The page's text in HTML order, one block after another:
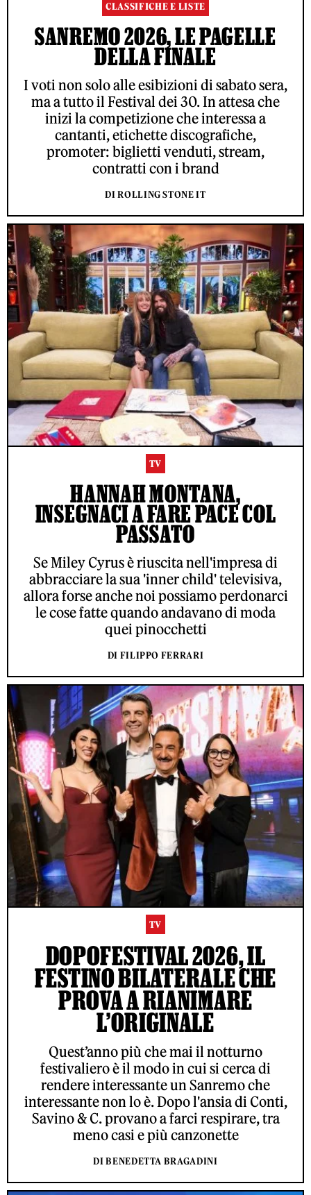
CLASSIFICHE E LISTE
SANREMO 2026, LE PAGELLE
DELLA FINALE
I voti non solo alle esibizioni di sabato sera,
ma a tutto il Festival dei 30. In attesa che
inizi la competizione che interessa a
cantanti, etichette discografiche,
promoter: biglietti venduti, stream,
contratti con i brand
DI ROLLING STONE IT
TV
HANNAH MONTANA,
INSEGNACI A FARE PACE COL
PASSATO
Se Miley Cyrus è riuscita nell'impresa di
abbracciare la sua 'inner child' televisiva,
allora forse anche noi possiamo perdonarci
le cose fatte quando andavano di moda
quei pinocchetti
DI FILIPPO FERRARI
TV
DOPOFESTIVAL 2026, IL
FESTINO BILATERALE CHE
PROVA A RIANIMARE
L’ORIGINALE
Quest’anno più che mai il notturno
festivaliero è il modo in cui si cerca di
rendere interessante un Sanremo che
interessante non lo è. Dopo l'ansia di Conti,
Savino & C. provano a farci respirare, tra
meno casi e più canzonette
DI BENEDETTA BRAGADINI